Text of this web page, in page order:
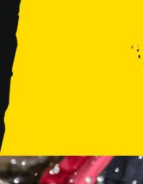
RUNMAGEDDON WROCŁAW
RUNMAGEDDON WARSZAWA
RUNMAGEDDON JURAPARK
RUNMAGEDDON HALLOWEEN
TRENINGI
VOUCHERY
DLA ZAWODNIKÓW
ZDJĘCIA
KALENDARZ 2026